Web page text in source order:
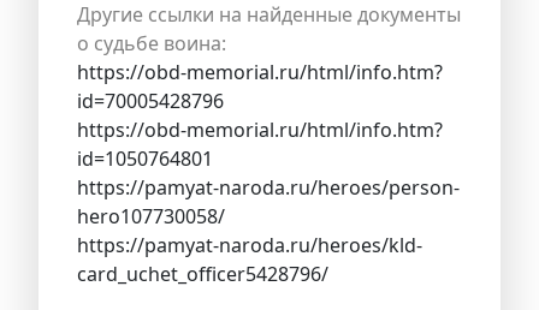
Другие ссылки на найденные документы
о судьбе воина:
https://obd-memorial.ru/html/info.htm?
id=70005428796
https://obd-memorial.ru/html/info.htm?
id=1050764801
https://pamyat-naroda.ru/heroes/person-
hero107730058/
https://pamyat-naroda.ru/heroes/kld-
card_uchet_officer5428796/